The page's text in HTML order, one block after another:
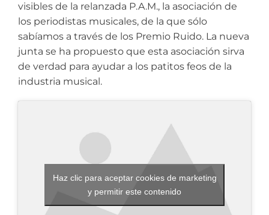
visibles de la relanzada P.A.M., la asociación de
los periodistas musicales, de la que sólo
sabíamos a través de los Premio Ruido. La nueva
junta se ha propuesto que esta asociación sirva
de verdad para ayudar a los patitos feos de la
industria musical.
Haz clic para aceptar cookies de marketing
y permitir este contenido